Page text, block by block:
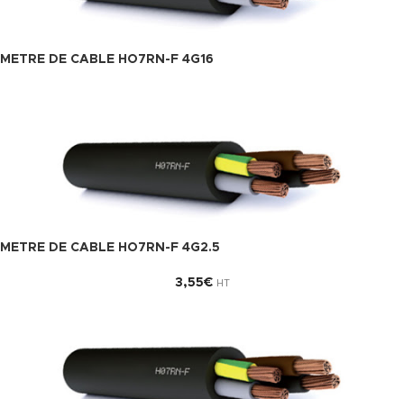
METRE DE CABLE HO7RN-F 4G16
METRE DE CABLE HO7RN-F 4G2.5
3,55€ HT